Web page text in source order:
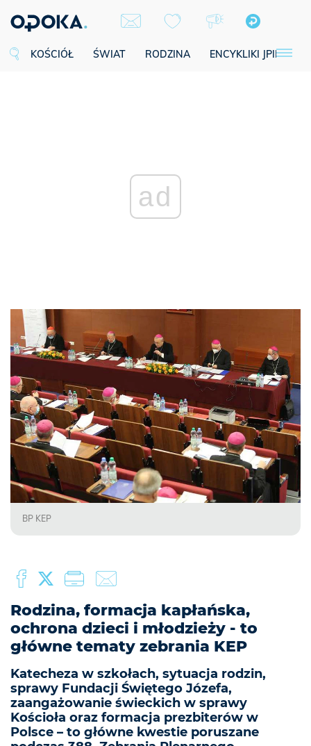
KOŚCIÓŁ ŚWIAT RODZINA ENCYKLIKI JPII
ad
BP KEP
Rodzina, formacja kapłańska,
ochrona dzieci i młodzieży - to
główne tematy zebrania KEP
Katecheza w szkołach, sytuacja rodzin,
sprawy Fundacji Świętego Józefa,
zaangażowanie świeckich w sprawy
Kościoła oraz formacja prezbiterów w
Polsce – to główne kwestie poruszane